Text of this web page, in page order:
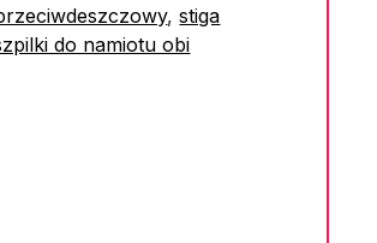
,stiga
do namiotu obi